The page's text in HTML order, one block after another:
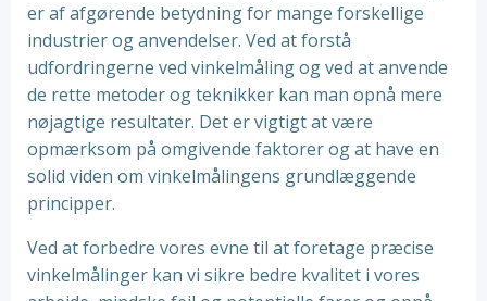
er af afgørende betydning for mange forskellige
industrier og anvendelser. Ved at forstå
udfordringerne ved vinkelmåling og ved at anvende
de rette metoder og teknikker kan man opnå mere
nøjagtige resultater. Det er vigtigt at være
opmærksom på omgivende faktorer og at have en
solid viden om vinkelmålingens grundlæggende
principper.
Ved at forbedre vores evne til at foretage præcise
vinkelmålinger kan vi sikre bedre kvalitet i vores